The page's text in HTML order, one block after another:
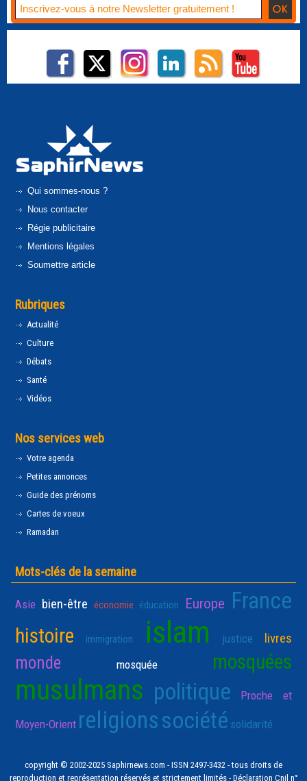
Qui sommes-nous ?
Nous contacter
Régie publicitaire
Mentions légales
Soumettre article
Rubriques
Actualité
Culture
Débats
Santé
Vidéos
Nos services web
Votre agenda
Petites annonces
Guide des prénoms
Cartes de voeux
Ramadan
Mots-clés de la semaine
Asie bien-être économie éducation Europe France
histoire immigration islam justice livres
monde mosquée mosquées
musulmans politique Proche et
Moyen-Orient religionssociété solidarité
copyright © 2002-2025 Saphirnews.com - ISSN 2497-3432 - tous droits de
reproduction et représentation réservés et strictement limités - Déclaration Cnil n°